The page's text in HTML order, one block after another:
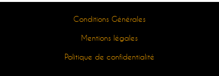
Conditions Générales
Mentions légales
Politique de confidentialité